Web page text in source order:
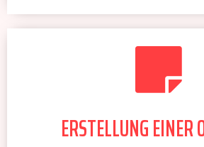
ERSTELLUNG EINER